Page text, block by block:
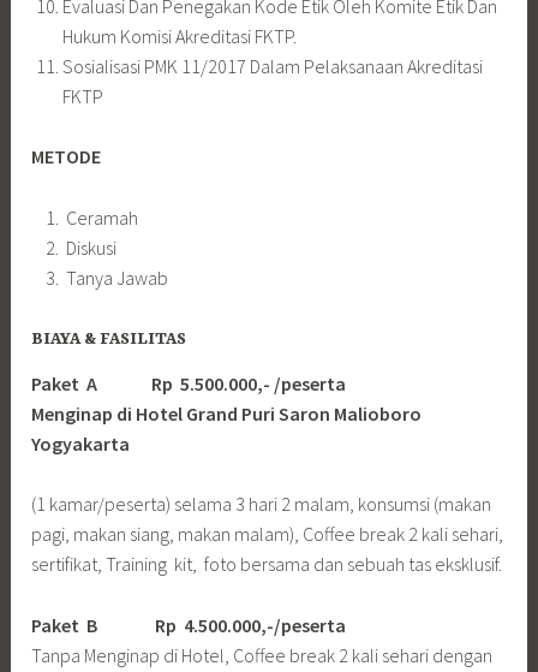
Evaluasi Dan Penegakan Kode Etik Oleh Komite Etik Dan
Hukum Komisi Akreditasi FKTP.
Sosialisasi PMK 11/2017 Dalam Pelaksanaan Akreditasi
FKTP
METODE
Ceramah
Diskusi
Tanya Jawab
BIAYA & FASILITAS
Paket A Rp 5.500.000,- /peserta
Menginap di Hotel Grand Puri Saron Malioboro
Yogyakarta
(1 kamar/peserta) selama 3 hari 2 malam, konsumsi (makan
pagi, makan siang, makan malam), Coffee break 2 kali sehari,
sertifikat, Training kit, foto bersama dan sebuah tas eksklusif.
Paket B
Rp 4.500.000,-/peserta
Tanpa Menginap di Hotel, Coffee break 2 kali sehari dengan